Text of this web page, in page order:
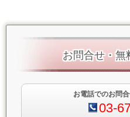
お問合せ・無
お電話でのお問
03-